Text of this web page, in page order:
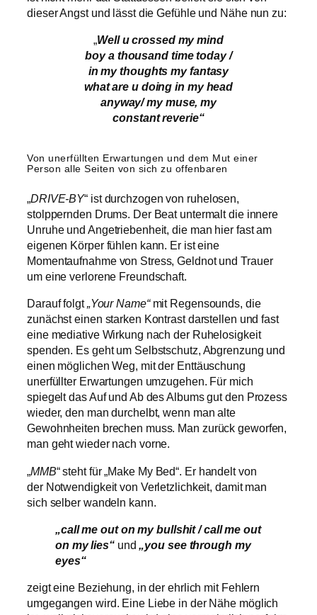
dieser Angst und lässt die Gefühle und Nähe nun zu:
„Well u crossed my mind
boy a thousand time today /
in my thoughts my fantasy
what are u doing in my head
anyway/ my muse, my
constant reverie“
Von unerfüllten Erwartungen und dem Mut einer
Person alle Seiten von sich zu offenbaren
„DRIVE-BY“ ist durchzogen von ruhelosen,
stolppernden Drums. Der Beat untermalt die innere
Unruhe und Angetriebenheit, die man hier fast am
eigenen Körper fühlen kann. Er ist eine
Momentaufnahme von Stress, Geldnot und Trauer
um eine verlorene Freundschaft.
Darauf folgt„Your Name“ mit Regensounds, die
zunächst einen starken Kontrast darstellen und fast
eine mediative Wirkung nach der Ruhelosigkeit
spenden. Es geht um Selbstschutz, Abgrenzung und
einen möglichen Weg, mit der Enttäuschung
unerfüllter Erwartungen umzugehen. Für mich
spiegelt das Auf und Ab des Albums gut den Prozess
wieder, den man durchelbt, wenn man alte
Gewohnheiten brechen muss. Man zurück geworfen,
man geht wieder nach vorne.
„MMB“ steht für „Make My Bed“. Er handelt von
der Notwendigkeit von Verletzlichkeit, damit man
sich selber wandeln kann.
„call me out on my bullshit / call me out
on my lies“und„you see through my
eyes“
zeigt eine Beziehung, in der ehrlich mit Fehlern
umgegangen wird. Eine Liebe in der Nähe möglich